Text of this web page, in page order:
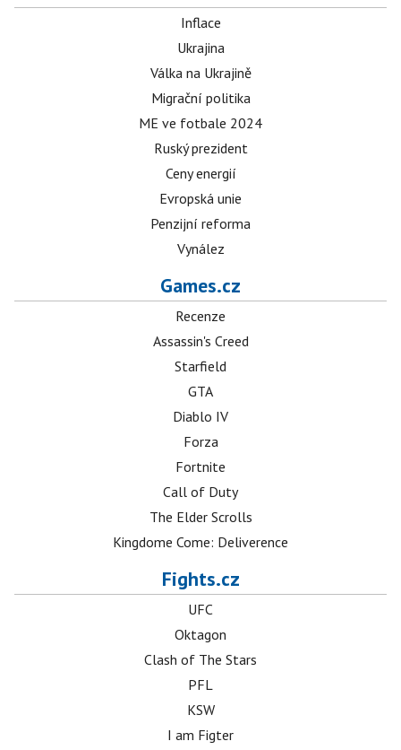
Inflace
Ukrajina
Válka na Ukrajině
Migrační politika
ME ve fotbale 2024
Ruský prezident
Ceny energií
Evropská unie
Penzijní reforma
Vynález
Games.cz
Recenze
Assassin's Creed
Starfield
GTA
Diablo IV
Forza
Fortnite
Call of Duty
The Elder Scrolls
Kingdome Come: Deliverence
Fights.cz
UFC
Oktagon
Clash of The Stars
PFL
KSW
I am Figter